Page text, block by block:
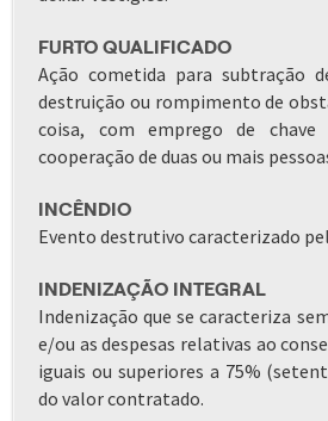
FURTO QUALIFICADO
Ação cometida para subtração
destruição ou rompimento de
coisa, com emprego de
cooperação de duas ou mais
INCÊNDIO
Evento destrutivo caracterizado
INDENIZAÇÃO INTEGRAL
Indenização que se caracteriza
e/ou as despesas relativas ao
iguais ou superiores a 75%
do valor contratado.